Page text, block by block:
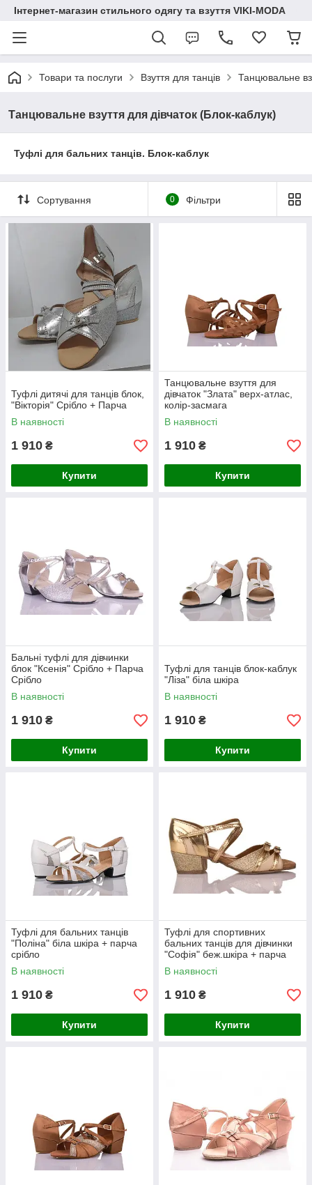
Інтернет-магазин стильного одягу та взуття VIKI-MODA
Товари та послуги Взуття для танців Танцювальне
Танцювальне взуття для дівчаток (Блок-каблук)
Туфлі для бальних танців. Блок-каблук
Сортування 0 Фільтри
Туфлі дитячі для танців блок,
"Вікторія" Срібло + Парча
В наявності
1 910 ₴
Купити
Танцювальне взуття для
дівчаток "Злата" верх-атлас,
колір-засмага
В наявності
1 910 ₴
Купити
Бальні туфлі для дівчинки
блок "Ксенія" Срібло + Парча
Срібло
В наявності
1 910 ₴
Купити
Туфлі для танців блок-каблук
"Ліза" біла шкіра
В наявності
1 910 ₴
Купити
Туфлі для бальних танців
"Поліна" біла шкіра + парча
срібло
В наявності
1 910 ₴
Купити
Туфлі для спортивних
бальних танців для дівчинки
"Софія" беж.шкіра + парча
золото
В наявності
1 910 ₴
Купити